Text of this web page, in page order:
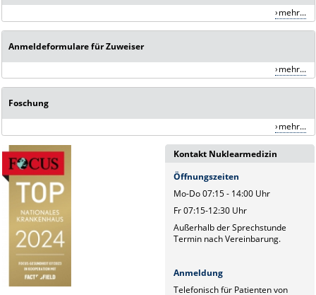
mehr...
Anmeldeformulare für Zuweiser
mehr...
Foschung
mehr...
Kontakt Nuklearmedizin
Öffnungszeiten
Mo-Do 07:15 - 14:00 Uhr
Fr 07:15-12:30 Uhr
Außerhalb der Sprechstunde
Termin nach Vereinbarung.
Anmeldung
Telefonisch für Patienten von